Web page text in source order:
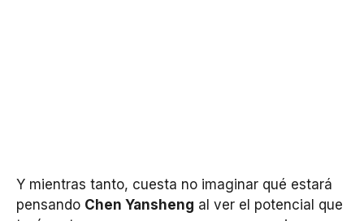
Y mientras tanto, cuesta no imaginar qué estará
pensando Chen Yansheng al ver el potencial que